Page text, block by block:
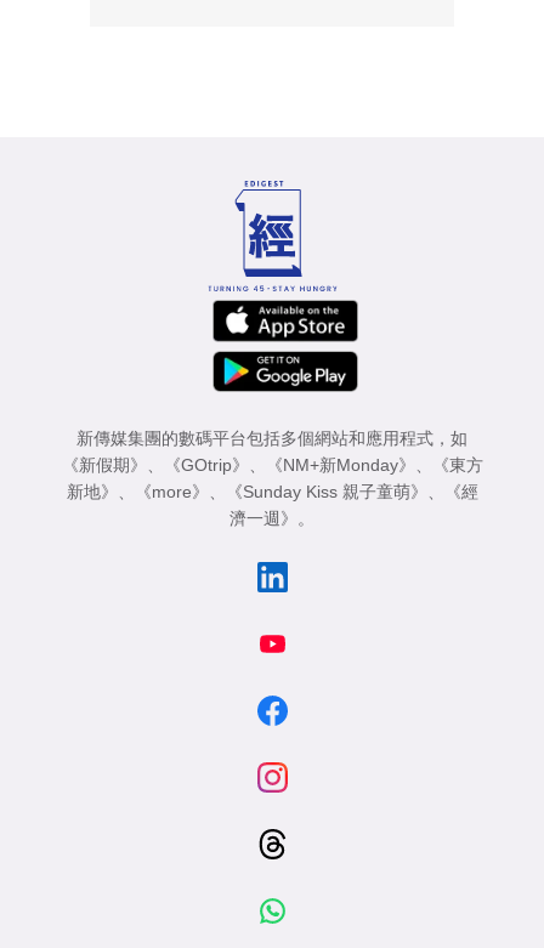
新傳媒集團的數碼平台包括多個網站和應用程式，如
《新假期》
《GOtrip》 《NM+新Monday》
《東方
新地》
《more》 《Sunday Kiss 親子童萌》
《經
濟一週》
。